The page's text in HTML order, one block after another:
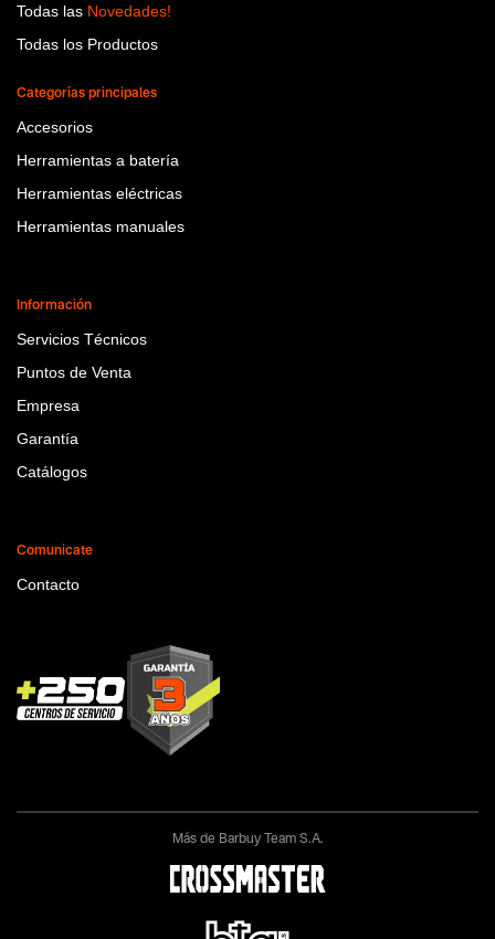
Todas las Novedades!
Todas los Productos
Categorías principales
Accesorios
Herramientas a batería
Herramientas eléctricas
Herramientas manuales
Información
Servicios Técnicos
Puntos de Venta
Empresa
Garantía
Catálogos
Comunicate
Contacto
Más de Barbuy Team S.A.